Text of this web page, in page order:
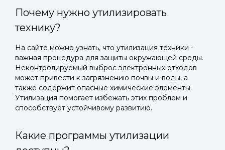
Почему нужно утилизировать
технику?
На сайте можно узнать, что утилизация техники -
важная процедура для защиты окружающей среды.
Неконтролируемый выброс электронных отходов
может привести к загрязнению почвы и воды, а
также содержит опасные химические элементы.
Утилизация помогает избежать этих проблем и
способствует устойчивому развитию.
Какие программы утилизации